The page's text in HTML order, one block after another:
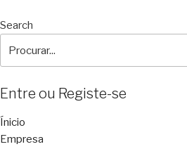
Search
Entre ou Registe-se
Ínicio
Empresa